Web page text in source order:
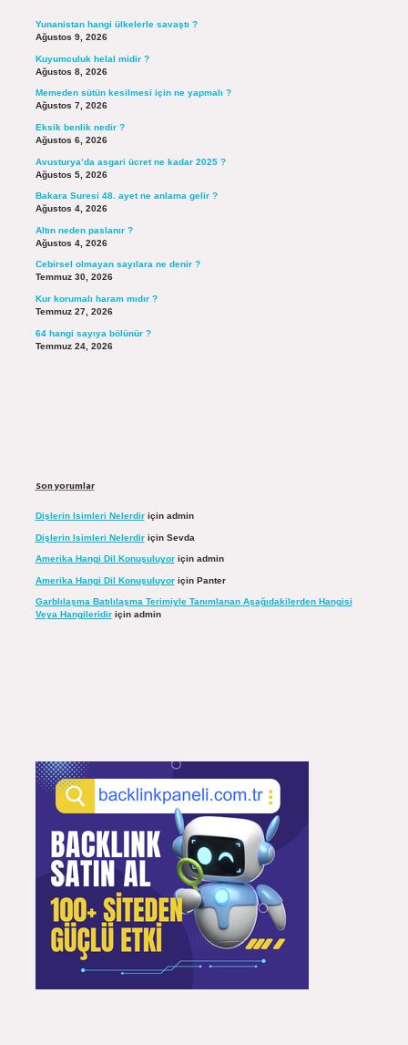
Yunanistan hangi ülkelerle savaştı ?
Ağustos 9, 2026
Kuyumculuk helal midir ?
Ağustos 8, 2026
Memeden sütün kesilmesi için ne yapmalı ?
Ağustos 7, 2026
Eksik benlik nedir ?
Ağustos 6, 2026
Avusturya’da asgari ücret ne kadar 2025 ?
Ağustos 5, 2026
Bakara Suresi 48. ayet ne anlama gelir ?
Ağustos 4, 2026
Altın neden paslanır ?
Ağustos 4, 2026
Cebirsel olmayan sayılara ne denir ?
Temmuz 30, 2026
Kur korumalı haram mıdır ?
Temmuz 27, 2026
64 hangi sayıya bölünür ?
Temmuz 24, 2026
Son yorumlar
Dişlerin Isimleri Nelerdiriçin admin
Dişlerin Isimleri Nelerdiriçin Sevda
Amerika Hangi Dil Konuşuluyoriçin admin
Amerika Hangi Dil Konuşuluyoriçin Panter
Garblılaşma Batılılaşma Terimiyle Tanımlanan Aşağıdakilerden Hangisi
Veya Hangileridiriçin admin